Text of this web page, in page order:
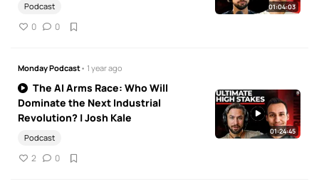
Podcast
0 0
01:04:03
Monday Podcast• 1 year ago
The AI Arms Race: Who Will
Dominate the Next Industrial
Revolution? | Josh Kale
Podcast
2 0
01:24:45